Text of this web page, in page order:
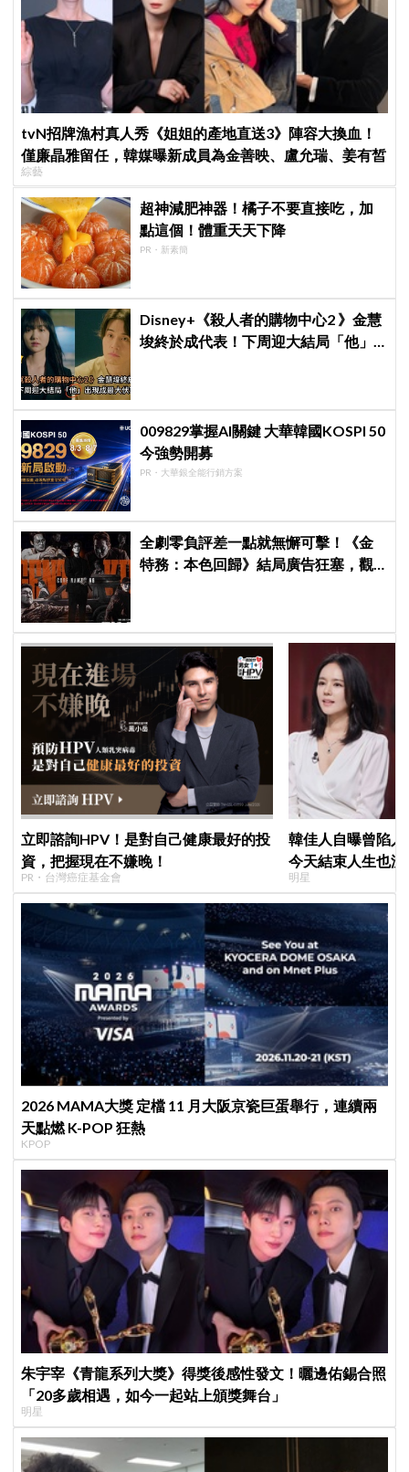
tvN招牌漁村真人秀《姐姐的產地直送3》陣容大換血！
僅廉晶雅留任，韓媒曝新成員為金善映、盧允瑞、姜有皙
綜藝
超神減肥神器！橘子不要直接吃，加
點這個！體重天天下降
PR・新素簡
Disney+《殺人者的購物中心2 》金慧
埈終於成代表！下周迎大結局「他」
009829掌握AI關鍵 大華韓國KOSPI 50
今強勢開募
PR・大華銀全能行銷方案
全劇零負評差一點就無懈可擊！《金
特務：本色回歸》結局廣告狂塞，觀
立即諮詢HPV！是對自己健康最好的投
資，把握現在不嫌晚！
PR・台灣癌症基金會
韓佳人自曝曾陷
今天結束人生也
YouTube重拾生
明星
2026 MAMA大獎 定檔 11 月大阪京瓷巨蛋舉行，連續兩
天點燃 K-POP 狂熱
KPOP
朱宇宰《青龍系列大獎》得獎後感性發文！曬邊佑錫合照
「20多歲相遇，如今一起站上頒獎舞台」
明星